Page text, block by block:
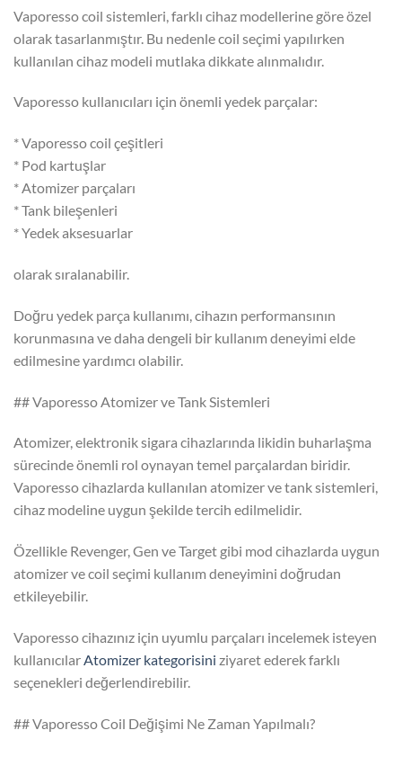
Vaporesso coil sistemleri, farklı cihaz modellerine göre özel
olarak tasarlanmıştır. Bu nedenle coil seçimi yapılırken
kullanılan cihaz modeli mutlaka dikkate alınmalıdır.
Vaporesso kullanıcıları için önemli yedek parçalar:
* Vaporesso coil çeşitleri
* Pod kartuşlar
* Atomizer parçaları
* Tank bileşenleri
* Yedek aksesuarlar
olarak sıralanabilir.
Doğru yedek parça kullanımı, cihazın performansının
korunmasına ve daha dengeli bir kullanım deneyimi elde
edilmesine yardımcı olabilir.
## Vaporesso Atomizer ve Tank Sistemleri
Atomizer, elektronik sigara cihazlarında likidin buharlaşma
sürecinde önemli rol oynayan temel parçalardan biridir.
Vaporesso cihazlarda kullanılan atomizer ve tank sistemleri,
cihaz modeline uygun şekilde tercih edilmelidir.
Özellikle Revenger, Gen ve Target gibi mod cihazlarda uygun
atomizer ve coil seçimi kullanım deneyimini doğrudan
etkileyebilir.
Vaporesso cihazınız için uyumlu parçaları incelemek isteyen
kullanıcılarAtomizer kategorisini ziyaret ederek farklı
seçenekleri değerlendirebilir.
## Vaporesso Coil Değişimi Ne Zaman Yapılmalı?